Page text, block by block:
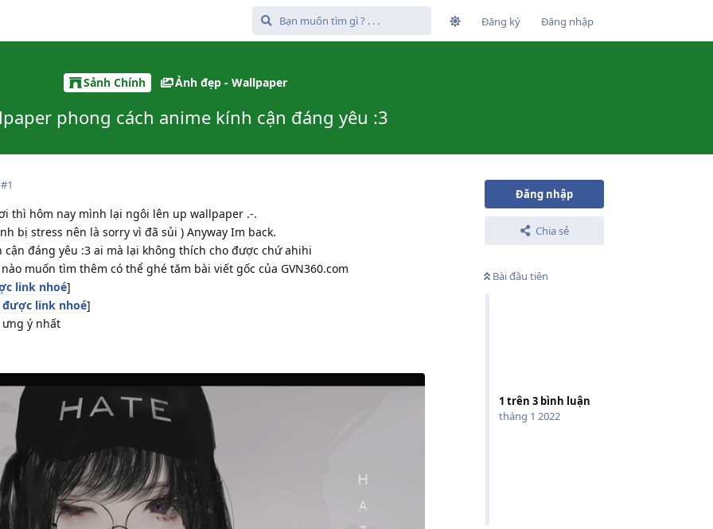
Đăng ký Đăng nhập
Sảnh Chính Ảnh đẹp - Wallpaper
phong cách anime kính cận đáng yêu :3
Đăng nhập
Chia sẻ
Bài đầu tiên
1 trên 3 bình luận
tháng 1 2022
#1
thì hôm nay mình lại ngôi lên up wallpaper .-.
bị stress nên là sorry vì đã sủi ) Anyway Im back.
đáng yêu :3 ai mà lại không thích cho được chứ ahihi
muốn tìm thêm có thể ghé tăm bài viết gốc của GVN360.com
link nhoé]
link nhoé]
ý nhất